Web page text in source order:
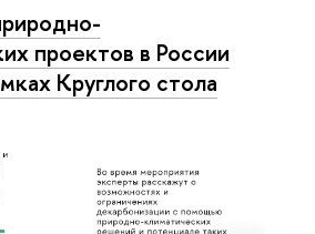
проектов в России
Круглого стола